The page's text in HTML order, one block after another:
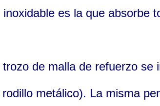
es la que absorbe
trozo de malla de refuerzo
metálico). La misma